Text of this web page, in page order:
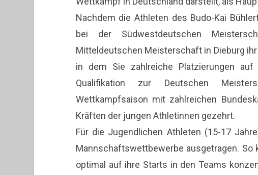
Nachdem die Athleten des Budo-Kai
bei der Südwestdeutschen
Mitteldeutschen Meisterschaft in Dieburg
in dem Sie zahlreiche Platzierungen
Qualifikation zur Deutschen
Wettkampfsaison mit zahlreichen
Kräften der jungen Athletinnen gezehrt.
Für die Jugendlichen Athleten (15-17
Mannschaftswettbewerbe ausgetragen. So
optimal auf ihre Starts in den Teams